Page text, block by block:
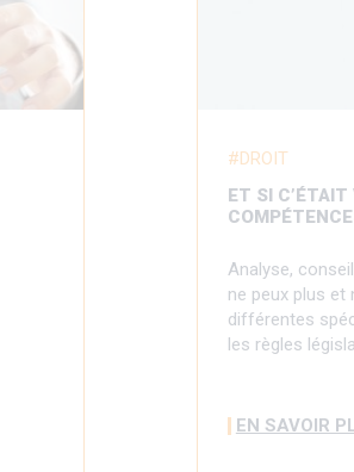
DROIT
ET SI
Analyse,
ne peux plus
différentes
les règles
EN SAVOIR